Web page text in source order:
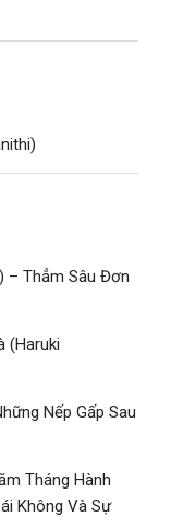
– Thẳm Sâu Đơn
(Haruki
Nếp Gấp Sau
Tháng Hành
Không Và Sự